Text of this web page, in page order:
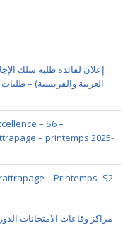
إعلان لفائدة طلبة سلك
العربية والفرنسية) – طلبات
– S6 –
– printemps 2025-
– Printemps -S2
مراكز وقاعات الامتحانات